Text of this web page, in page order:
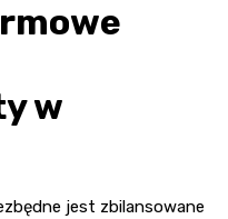
w
jest zbilansowane